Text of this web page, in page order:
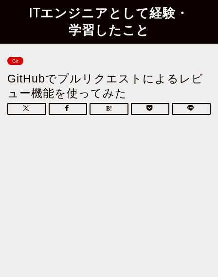
ITエンジニアとして経験・
学習したこと
Git
GitHubでプルリクエストによるレビ
ュー機能を使ってみた